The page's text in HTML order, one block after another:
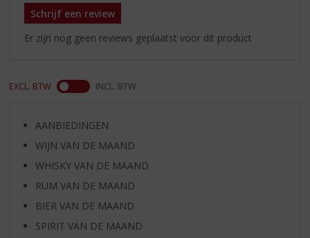
Schrijf een review
Er zijn nog geen reviews geplaatst voor dit product
EXCL. BTW INCL. BTW
AANBIEDINGEN
WIJN VAN DE MAAND
WHISKY VAN DE MAAND
RUM VAN DE MAAND
BIER VAN DE MAAND
SPIRIT VAN DE MAAND